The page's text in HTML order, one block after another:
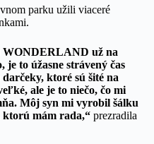
parku užili viaceré
WONDERLAND už na
to úžasne strávený čas
ktoré sú šité na
ale je to niečo, čo mi
Môj syn mi vyrobil šálku
mám rada,“ prezradila